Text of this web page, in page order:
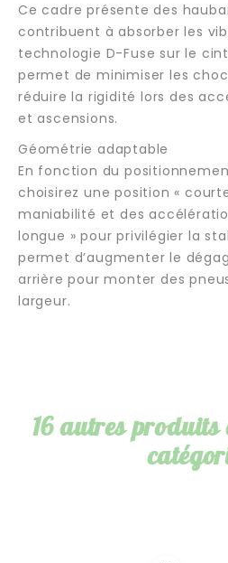
Ce cadre présente des
contribuent à absorber les
technologie D-Fuse sur le
permet de minimiser les
réduire la rigidité lors des
et ascensions.
Géométrie adaptable
En fonction du
choisirez une position «
maniabilité et des
longue » pour privilégier la
permet d’augmenter le
arrière pour monter des
largeur.
16 autres